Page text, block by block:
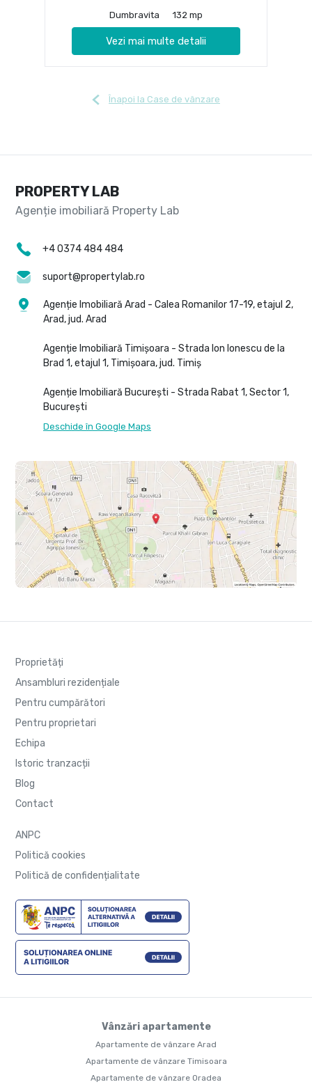
Dumbravita
132 mp
Vezi mai multe detalii
Înapoi la Case de vânzare
PROPERTY LAB
+4 0374 484 484
suport@propertylab.ro
Agenție Imobiliară Arad - Calea Romanilor 17-19, etajul 2,
Arad, jud. Arad
Agenție Imobiliară Timișoara - Strada Ion Ionescu de la
Brad 1, etajul 1, Timișoara, jud. Timiș
Agenție Imobiliară București - Strada Rabat 1, Sector 1,
București
Deschide în Google Maps
Proprietăți
Ansambluri rezidențiale
Pentru cumpărători
Pentru proprietari
Echipa
Istoric tranzacții
Blog
Contact
ANPC
Politică cookies
Politică de confidențialitate
Vânzări apartamente
Apartamente de vânzare Arad
Apartamente de vânzare Timisoara
Apartamente de vânzare Oradea